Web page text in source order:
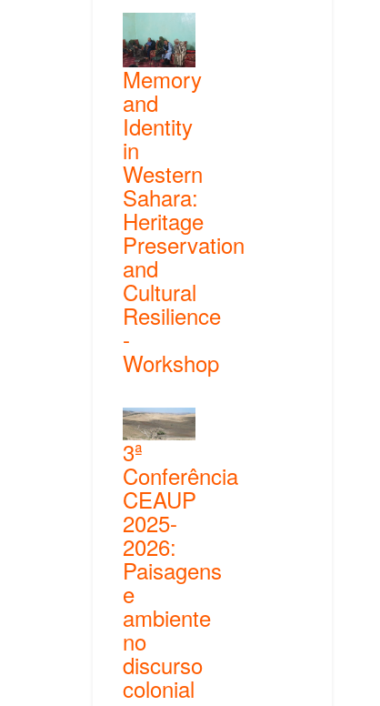
Memory
and
Identity
in
Western
Sahara:
Heritage
Preservation
and
Cultural
Resilience
-
Workshop
3ª
Conferência
CEAUP
2025-
2026:
Paisagens
e
ambiente
no
discurso
colonial